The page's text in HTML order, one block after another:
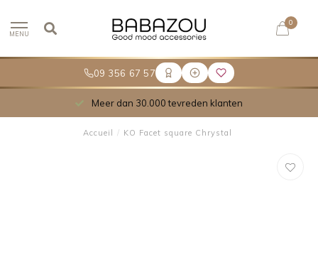
09 356 67 57
MENU
0
Meer dan 30.000 tevreden klanten
Accueil / KO Facet square Chrystal